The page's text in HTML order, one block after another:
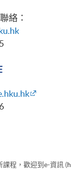
絡：
程，歡迎到e-資訊 (